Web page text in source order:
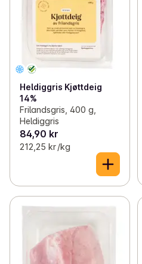
Heldiggris Kjøttdeig
14%
Frilandsgris, 400 g,
Heldiggris
84,90 kr
212,25 kr /kg